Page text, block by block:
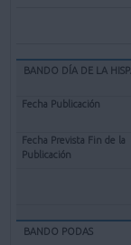
BANDO DÍA DE LA
BANDO PODAS